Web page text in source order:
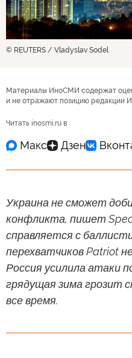
© REUTERS / Vladyslav Sodel
Материалы ИноСМИ содержат
и не отражают позицию редакции
Читать inosmi.ru в
Украина не сможет
конфликта, пишет
справляется с
перехватчиков Patriot
Россия усилила атаки
грядущая зима грозит
все время.